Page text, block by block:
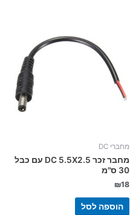
מחברי DC
מחבר זכר DC 5.5X2.5 עם כבל
30 ס"מ
₪18
הוספה לסל